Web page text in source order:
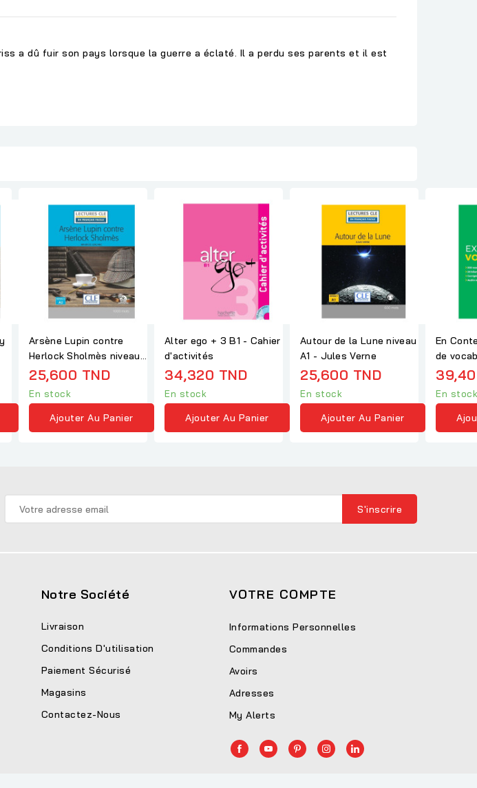
a dû fuir son pays lorsque la guerre a éclaté. Il a perdu ses parents et il est
Arsène Lupin contre
Herlock Sholmès niveau
A2 - Maurice Leblanc
25,600 TND
En stock
Ajouter Au Panier
Alter ego + 3 B1 - Cahier
d'activités
34,320 TND
En stock
Ajouter Au Panier
Autour de la Lune niveau
A1 - Jules Verne
25,600 TND
En stock
Ajouter Au Panier
En
de
+
En stock
Notre Société
Livraison
Conditions D'utilisation
Paiement Sécurisé
Magasins
Contactez-Nous
VOTRE COMPTE
Informations Personnelles
Commandes
Avoirs
Adresses
My Alerts